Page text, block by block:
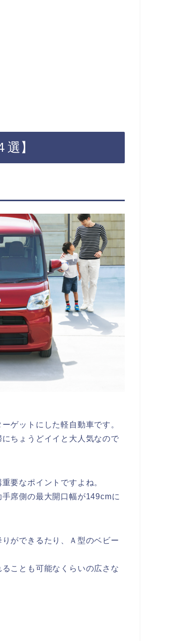
】
ゲットにした軽自動車です。
ちょうどイイと大人気なので
要なポイントですよね。
席側の最大開口幅が149cmに
ができるたり、Ａ型のベビー
ことも可能なくらいの広さな